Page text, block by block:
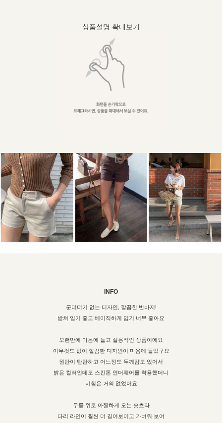
상품설명 확대보기
INFO
군더더기 없는 디자인, 깔끔한 반바지!
받쳐 입기 좋고 베이직하게 입기 너무 좋아요
오랜만에 마음에 들고 실용적인 상품이에요
아무것도 없이 깔끔한 디자인이 마음에 들었구요
원단이 탄탄하고 어느정도 두께감도 있어서
밝은 컬러인데도 스킨톤 언더웨어를 착용했더니
비침은 거의 없었어요
무릎 위로 아찔하게 오는 숏츠라
다리 라인이 훨씬 더 길어보이고 가벼워 보여